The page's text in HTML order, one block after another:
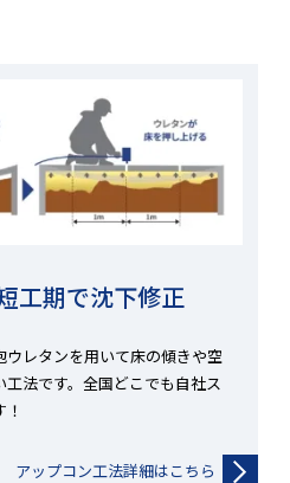
工期で沈下修正
レタンを用いて床の傾きや空
法です。全国どこでも自社ス
アップコン工法詳細はこちら